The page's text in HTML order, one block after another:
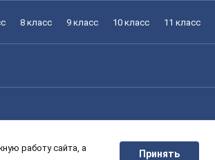
8 класс 9 класс 10 класс 11 класс
8 класс 9 класс 10 класс 11 класс
работу сайта, а
Принять